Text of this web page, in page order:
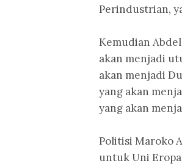
Perindustrian,
Kemudian
akan menjadi
akan menjadi
yang akan
yang akan
Politisi Maroko
untuk Uni